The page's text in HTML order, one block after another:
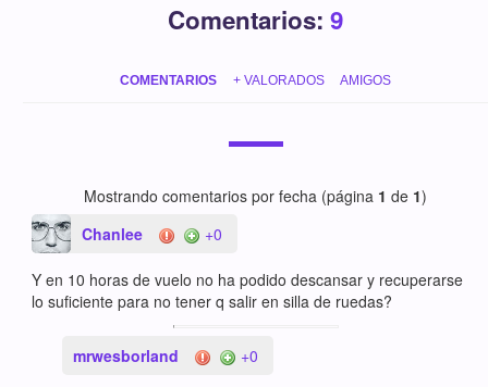
Comentarios: 9
COMENTARIOS + VALORADOS AMIGOS
Mostrando comentarios por fecha (página 1 de 1)
Chanlee
+0
Y en 10 horas de vuelo no ha podido descansar y recuperarse
lo suficiente para no tener q salir en silla de ruedas?
mrwesborland +0